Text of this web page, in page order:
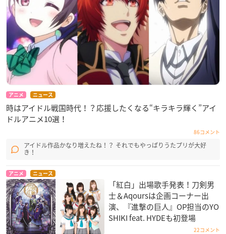
アニメ ニュース
時はアイドル戦国時代！？応援したくなる“キラキラ輝く”アイ
ドルアニメ10選！
86コメント
アイドル作品かなり増えたね！？ それでもやっぱりうたプリが大好
き！
アニメ ニュース
「紅白」出場歌手発表！刀剣男
士＆Aqoursは企画コーナー出
演、『進撃の巨人』OP担当のYO
SHIKI feat. HYDEも初登場
22コメント